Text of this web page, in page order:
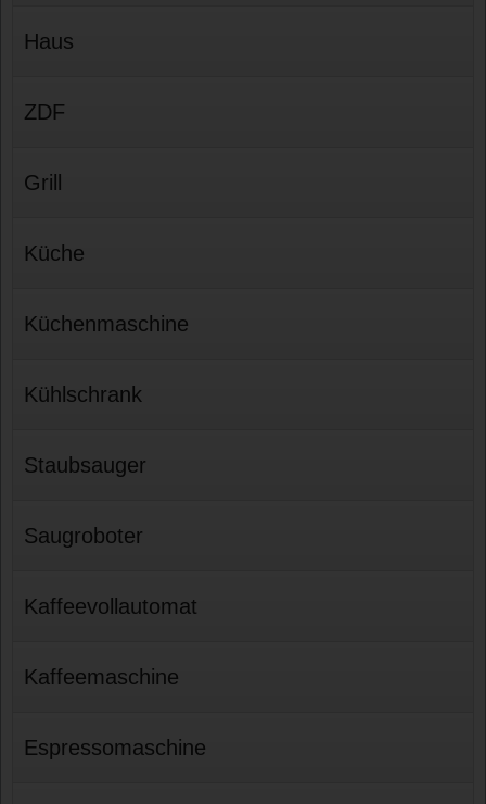
Haus
ZDF
Grill
Küche
Küchenmaschine
Kühlschrank
Staubsauger
Saugroboter
Kaffeevollautomat
Kaffeemaschine
Espressomaschine